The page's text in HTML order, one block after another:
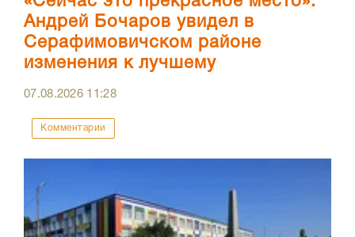
Андрей Бочаров увидел в
Серафимовичском районе
изменения к лучшему
07.08.2026 11:28
Комментарии